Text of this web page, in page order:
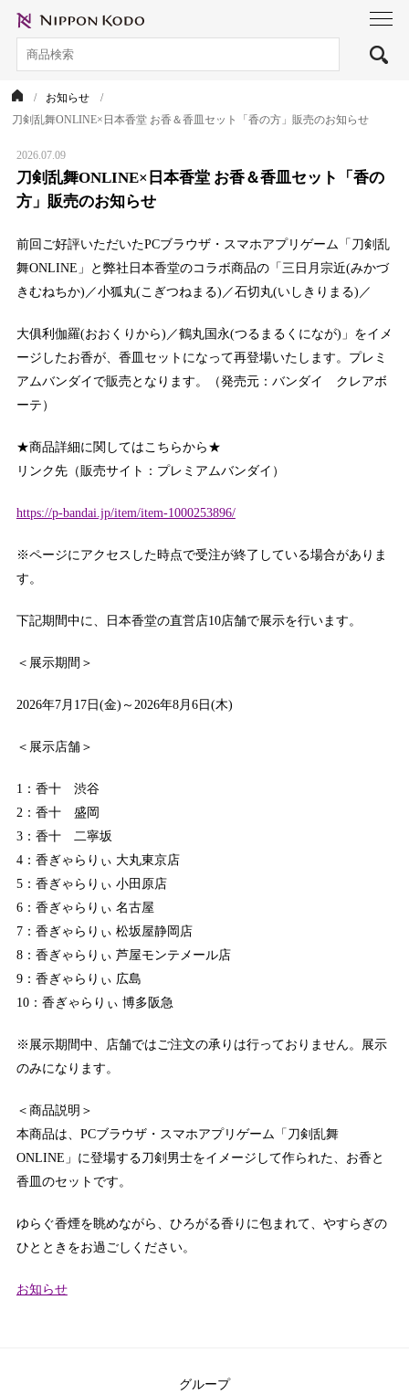
お知らせ
刀剣乱舞ONLINE×日本香堂 お香＆香皿セット「香の方」販売のお知らせ
2026.07.09
刀剣乱舞ONLINE×日本香堂 お香＆香皿セット「香の
方」販売のお知らせ
前回ご好評いただいたPCブラウザ・スマホアプリゲーム「刀剣乱
舞ONLINE」と弊社日本香堂のコラボ商品の「三日月宗近(みかづ
きむねちか)／小狐丸(こぎつねまる)／石切丸(いしきりまる)／
大俱利伽羅(おおくりから)／鶴丸国永(つるまるくになが)」をイメ
ージしたお香が、香皿セットになって再登場いたします。プレミ
アムバンダイで販売となります。（発売元：バンダイ クレアボ
ーテ）
★商品詳細に関してはこちらから★
リンク先（販売サイト：プレミアムバンダイ）
https://p-bandai.jp/item/item-1000253896/
※ページにアクセスした時点で受注が終了している場合がありま
す。
下記期間中に、日本香堂の直営店10店舗で展示を行います。
＜展示期間＞
2026年7月17日(金)～2026年8月6日(木)
＜展示店舗＞
1：香十 渋谷
2：香十 盛岡
3：香十 二寧坂
4：香ぎゃらりぃ 大丸東京店
5：香ぎゃらりぃ 小田原店
6：香ぎゃらりぃ 名古屋
7：香ぎゃらりぃ 松坂屋静岡店
8：香ぎゃらりぃ 芦屋モンテメール店
9：香ぎゃらりぃ 広島
10：香ぎゃらりぃ 博多阪急
※展示期間中、店舗ではご注文の承りは行っておりません。展示
のみになります。
＜商品説明＞
本商品は、PCブラウザ・スマホアプリゲーム「刀剣乱舞
ONLINE」に登場する刀剣男士をイメージして作られた、お香と
香皿のセットです。
ゆらぐ香煙を眺めながら、ひろがる香りに包まれて、やすらぎの
ひとときをお過ごしください。
カ
お知らせ
グループ